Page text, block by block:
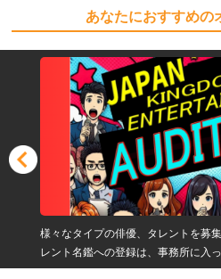
あなたにおすすめの
様々なタイプの俳優、タレントを募
レント名鑑への登録は、事務所に入
弊社は俳優やタレントの方や志望す